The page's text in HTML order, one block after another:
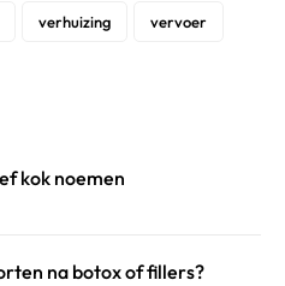
verhuizing vervoer
kok noemen
na botox of fillers?